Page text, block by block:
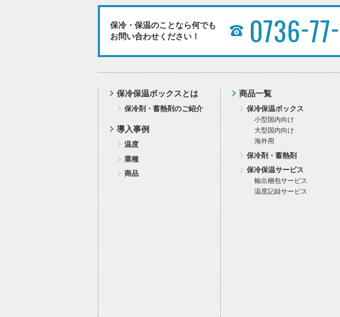
保冷・保温のことなら何でも
お問い合わせください！
0736-77-
保冷保温ボックスとは
保冷剤・蓄熱剤のご紹介
導入事例
温度
業種
商品
商品一覧
保冷保温ボックス
小型国内向け
大型国内向け
海外用
保冷剤・蓄熱剤
保冷保温サービス
輸出梱包サービス
温度記録サービス